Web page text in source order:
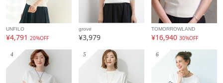
UNFILO
¥4,791 20%OFF
grove
¥3,979
TOMORROWLAND
¥16,94030%OFF
4 5 6